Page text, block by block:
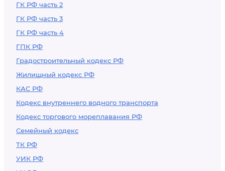
ГК РФ часть 2
ГК РФ часть 3
ГК РФ часть 4
ГПК РФ
Градостроительный кодекс РФ
Жилищный кодекс РФ
КАС РФ
Кодекс внутреннего водного транспорта
Кодекс торгового мореплавания РФ
Семейный кодекс
ТК РФ
УИК РФ